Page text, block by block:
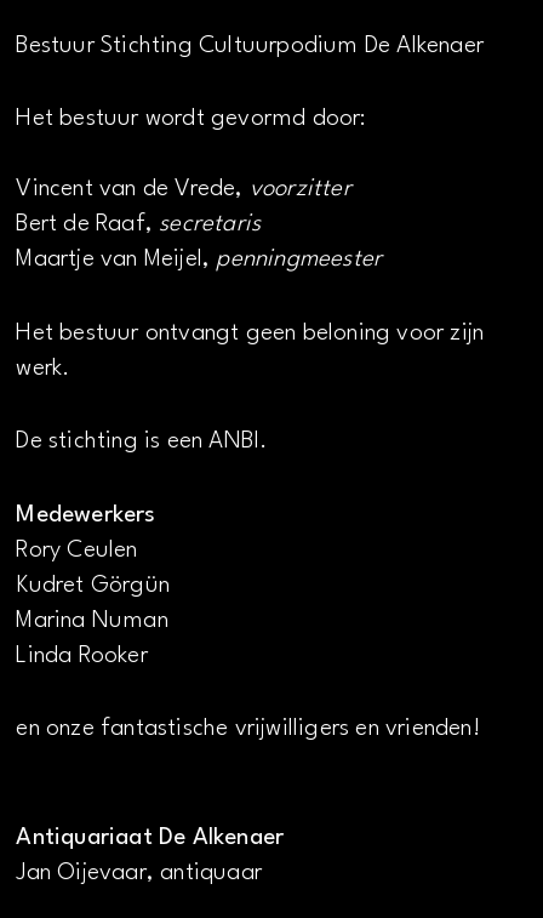
Bestuur Stichting Cultuurpodium De Alkenaer
Het bestuur wordt gevormd door:
Vincent van de Vrede, voorzitter
Bert de Raaf, secretaris
Maartje van Meijel, penningmeester
Het bestuur ontvangt geen beloning voor zijn
werk.
De stichting is een ANBI.
Medewerkers
Rory Ceulen
Kudret Görgün
Marina Numan
Linda Rooker
en onze fantastische vrijwilligers en vrienden!
Antiquariaat De Alkenaer
Jan Oijevaar, antiquaar